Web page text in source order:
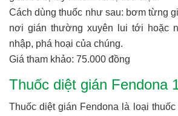
Cách dùng thuốc như sau: bơm từng
nơi gián thường xuyên lui tới hoặc
nhập, phá hoại của chúng.
Giá tham khảo: 75.000 đồng
Thuốc diệt gián Fendona
Thuốc diệt gián Fendona là loại